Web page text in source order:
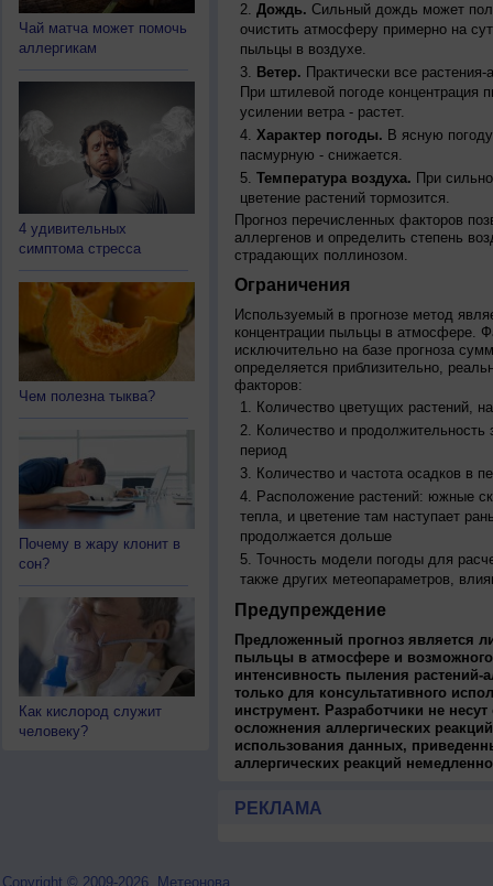
Чай матча может помочь
аллергикам
4 удивительных
симптома стресса
Чем полезна тыква?
Почему в жару клонит в
сон?
Как кислород служит
человеку?
Дождь. Сильный дождь может
очистить атмосферу примерно на
пыльцы в воздухе.
Ветер. Практически все
При штилевой погоде
усилении ветра - растет.
Характер погоды. В ясную
пасмурную - снижается.
Температура воздуха. При
цветение растений тормозится.
Прогноз перечисленных факторов
аллергенов и определить степень
страдающих поллинозом.
Ограничения
Используемый в прогнозе метод
концентрации пыльцы в атмосфере.
исключительно на базе прогноза
определяется приблизительно,
факторов:
Количество цветущих растений,
Количество и продолжительность
период
Количество и частота осадков в
Расположение растений: южные
тепла, и цветение там наступает
продолжается дольше
Точность модели погоды для
также других метеопараметров,
Предупреждение
Предложенный прогноз является
пыльцы в атмосфере и
интенсивность пыления растений-
только для консультативного
инструмент. Разработчики не
осложнения аллергических
использования данных,
аллергических реакций
РЕКЛАМА
Copyright © 2009-2026, Метеонова